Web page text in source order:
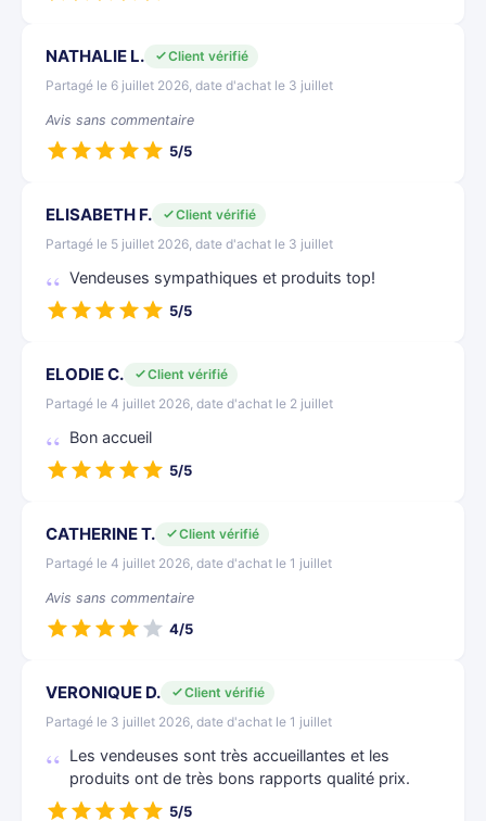
NATHALIE L.
Client vérifié
Partagé le 6 juillet 2026, date d'achat le 3 juillet
Avis sans commentaire
5/5
ELISABETH F.
Client vérifié
Partagé le 5 juillet 2026, date d'achat le 3 juillet
Vendeuses sympathiques et produits top!
5/5
ELODIE C.
Client vérifié
Partagé le 4 juillet 2026, date d'achat le 2 juillet
Bon accueil
5/5
CATHERINE T.
Client vérifié
Partagé le 4 juillet 2026, date d'achat le 1 juillet
Avis sans commentaire
4/5
VERONIQUE D.
Client vérifié
Partagé le 3 juillet 2026, date d'achat le 1 juillet
Les vendeuses sont très accueillantes et les
produits ont de très bons rapports qualité prix.
5/5